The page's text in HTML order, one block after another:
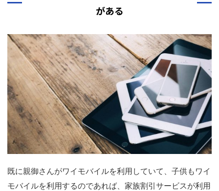
がある
既に親御さんがワイモバイルを利用していて、子供もワイ
モバイルを利用するのであれば、家族割引サービスが利用